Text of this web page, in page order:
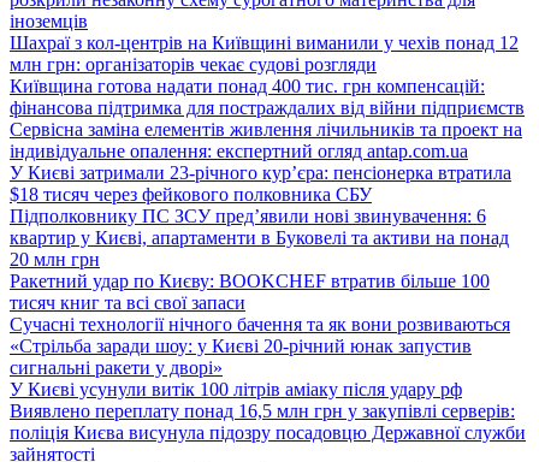
іноземців
Шахраї з кол-центрів на Київщині виманили у чехів понад 12
млн грн: організаторів чекає судові розгляди
Київщина готова надати понад 400 тис. грн компенсацій:
фінансова підтримка для постраждалих від війни підприємств
Сервісна заміна елементів живлення лічильників та проект на
індивідуальне опалення: експертний огляд antap.com.ua
У Києві затримали 23-річного кур’єра: пенсіонерка втратила
$18 тисяч через фейкового полковника СБУ
Підполковнику ПС ЗСУ пред’явили нові звинувачення: 6
квартир у Києві, апартаменти в Буковелі та активи на понад
20 млн грн
Ракетний удар по Києву: BOOKCHEF втратив більше 100
тисяч книг та всі свої запаси
Сучасні технології нічного бачення та як вони розвиваються
«Стрільба заради шоу: у Києві 20-річний юнак запустив
сигнальні ракети у дворі»
У Києві усунули витік 100 літрів аміаку після удару рф
Виявлено переплату понад 16,5 млн грн у закупівлі серверів:
поліція Києва висунула підозру посадовцю Державної служби
зайнятості